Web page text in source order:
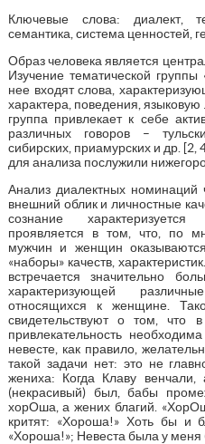
Ключевые слова: диалект,
семантика, система ценностей,
Образ человека является
Изучение тематической
нее входят слова,
характера, поведения,
группа привлекает к себе
различных говоров –
сибирских, приамурских и др.
для анализа послужили
Анализ диалектных номинаций
внешний облик и личностные
сознание характеризуется
проявляется в том, что, по
мужчин и женщин
«наборы» качеств,
встречается значительно
характеризующей
относящихся к женщине.
свидетельствуют о том, что
привлекательность
невесте, как правило,
такой задачи нет: это не
жениха: Когда Клаву
(некрасивый) был, бабы
хорОша, а жених благий.
критят: «Хороша!» Хоть бы и
«Хороша!»; Невеста была у меня